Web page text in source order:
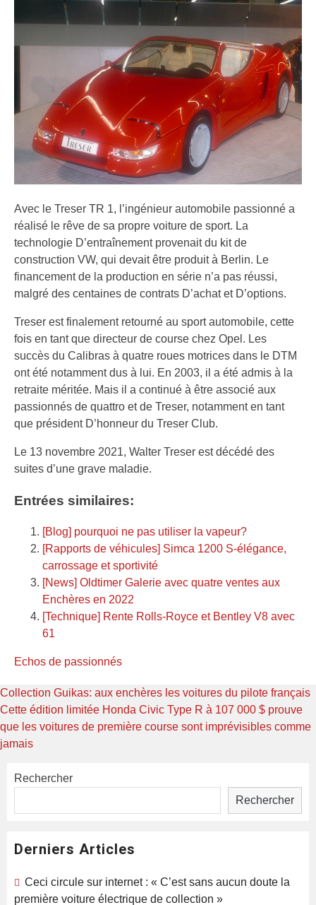
Avec le Treser TR 1, l’ingénieur automobile passionné a
réalisé le rêve de sa propre voiture de sport. La
technologie D’entraînement provenait du kit de
construction VW, qui devait être produit à Berlin. Le
financement de la production en série n’a pas réussi,
malgré des centaines de contrats D’achat et D’options.
Treser est finalement retourné au sport automobile, cette
fois en tant que directeur de course chez Opel. Les
succès du Calibras à quatre roues motrices dans le DTM
ont été notamment dus à lui. En 2003, il a été admis à la
retraite méritée. Mais il a continué à être associé aux
passionnés de quattro et de Treser, notamment en tant
que président D’honneur du Treser Club.
Le 13 novembre 2021, Walter Treser est décédé des
suites d’une grave maladie.
Entrées similaires:
[Blog] pourquoi ne pas utiliser la vapeur?
[Rapports de véhicules] Simca 1200 S-élégance,
carrossage et sportivité
[News] Oldtimer Galerie avec quatre ventes aux
Enchères en 2022
[Technique] Rente Rolls-Royce et Bentley V8 avec
61
Echos de passionnés
Navigation
de
l’article
Previous
post:
Collection Guikas: aux enchères les voitures du pilote français
Next
post:
Cette édition limitée Honda Civic Type R à 107 000 $ prouve
que les voitures de première course sont imprévisibles comme
jamais
Rechercher
Rechercher
Derniers Articles
Ceci circule sur internet : « C’est sans aucun doute la
première voiture électrique de collection »